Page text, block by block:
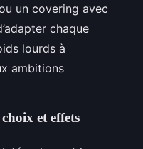
un covering avec
chaque
lourds à
ambitions
et effets